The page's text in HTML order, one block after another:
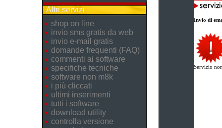
Altri servizi
shop on line
invio sms gratis da web
invio e-mail gratis
domande frequenti (FAQ)
commenti ai software
specifiche tecniche
software non m8k
i più cliccati
ultimi inserimenti
tutti i software
download utility
controlla versione
Invio di
Servizio